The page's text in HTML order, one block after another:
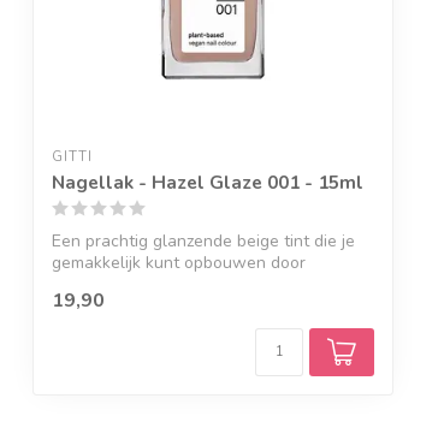
GITTI
Nagellak - Hazel Glaze 001 - 15ml
Een prachtig glanzende beige tint die je
gemakkelijk kunt opbouwen door
19,90